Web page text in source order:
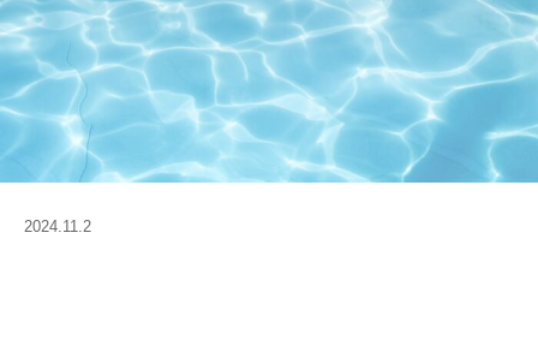
2024.11.2